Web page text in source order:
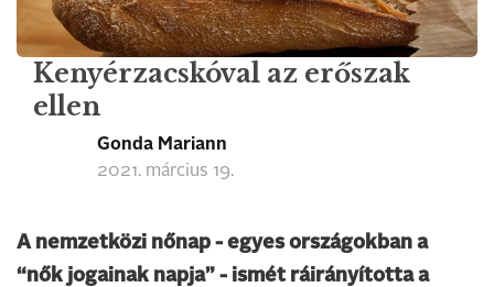
Kenyérzacskóval az erőszak
ellen
Gonda Mariann
2021. március 19.
A nemzetközi nőnap - egyes országokban a
“nők jogainak napja” - ismét ráirányította a